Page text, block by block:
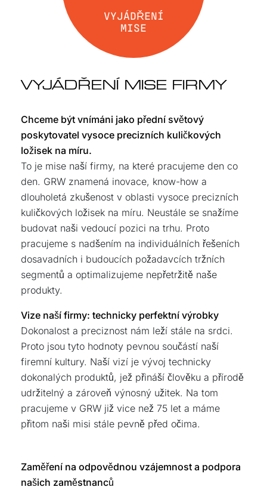
VYJÁDŘENÍ
MISE
VYJÁDŘENÍ MISE FIRMY
Chceme být vnímáni jako přední světový
poskytovatel vysoce precizních kuličkových
ložisek na míru.
To je mise naší firmy, na které pracujeme den co
den. GRW znamená inovace, know-how a
dlouholetá zkušenost v oblasti vysoce precizních
kuličkových ložisek na míru. Neustále se snažíme
budovat naši vedoucí pozici na trhu. Proto
pracujeme s nadšením na individuálních řešeních
dosavadních i budoucích požadavcích tržních
segmentů a optimalizujeme nepřetržitě naše
produkty.
Vize naší firmy: technicky perfektní výrobky
Dokonalost a preciznost nám leží stále na srdci.
Proto jsou tyto hodnoty pevnou součástí naší
firemní kultury. Naší vizí je vývoj technicky
dokonalých produktů, jež přináší člověku a přírodě
udržitelný a zároveň výnosný užitek. Na tom
pracujeme v GRW již vice než 75 let a máme
přitom naši misi stále pevně před očima.
Zaměření na odpovědnou vzájemnost a podpora
našich zaměstnanců